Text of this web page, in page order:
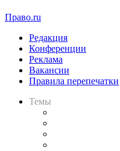
Право.ru
Редакция
Конференции
Реклама
Вакансии
Правила перепечатки
Темы